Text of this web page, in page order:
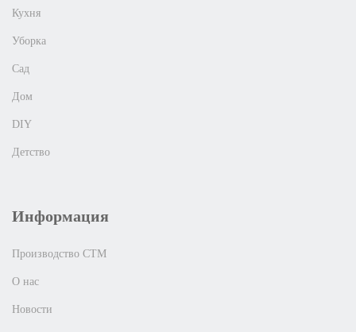
Кухня
Уборка
Сад
Дом
DIY
Детство
Информация
Производство СТМ
О нас
Новости